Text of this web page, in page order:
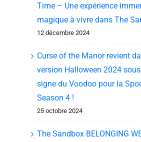
Time – Une expérience
magique à vivre dans The
12 décembre 2024
Curse of the Manor revient
version Halloween 2024
signe du Voodoo pour la
Season 4 !
25 octobre 2024
The Sandbox BELONGING